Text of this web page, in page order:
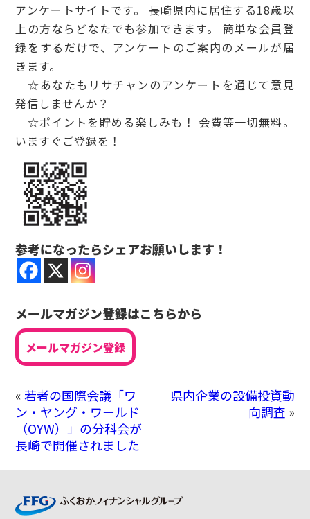
アンケートサイトです。 長崎県内に居住する18歳以
上の方ならどなたでも参加できます。 簡単な会員登
録をするだけで、アンケートのご案内のメールが届
きます。
☆あなたもリサチャンのアンケートを通じて意見
発信しませんか？
☆ポイントを貯める楽しみも！ 会費等一切無料。
いますぐご登録を！
参考になったらシェアお願いします！
メールマガジン登録はこちらから
メールマガジン登録
«若者の国際会議「ワ
ン・ヤング・ワールド
（OYW）」の分科会が
長崎で開催されました
県内企業の設備投資動
向調査 »